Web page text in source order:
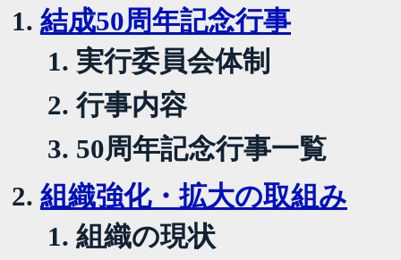
結成50周年記念行事
実行委員会体制
行事内容
50周年記念行事一覧
組織強化・拡大の取組み
組織の現状